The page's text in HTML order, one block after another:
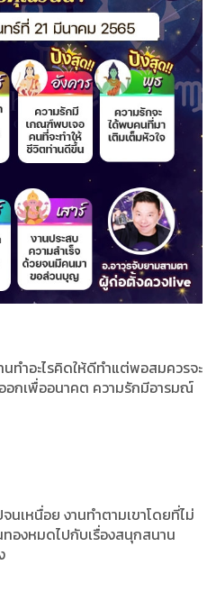
นทำอะไรคิดให้ดีทำแต่พอสมควรจะ
อกเพื่ออนาคต ความรักมีอารมณ์
จนเหนื่อย งานทำตามเขาโดยที่ไม่
ทองหมดไปกับเรื่องสนุกสนาน